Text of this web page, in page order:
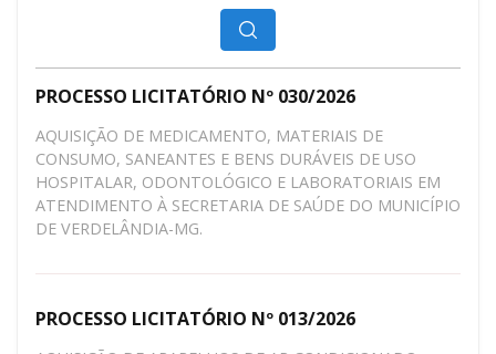
PROCESSO LICITATÓRIO Nº 030/2026
AQUISIÇÃO DE MEDICAMENTO, MATERIAIS DE
CONSUMO, SANEANTES E BENS DURÁVEIS DE USO
HOSPITALAR, ODONTOLÓGICO E LABORATORIAIS EM
ATENDIMENTO À SECRETARIA DE SAÚDE DO MUNICÍPIO
DE VERDELÂNDIA-MG.
PROCESSO LICITATÓRIO Nº 013/2026